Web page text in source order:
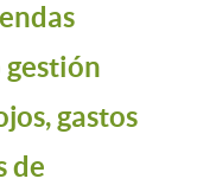
gestión
gastos
de